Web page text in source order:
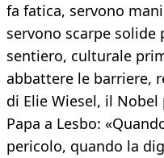
fa fatica, servono
servono scarpe
sentiero, culturale
abbattere le barriere,
di Elie Wiesel, il
Papa a Lesbo:
pericolo, quando la